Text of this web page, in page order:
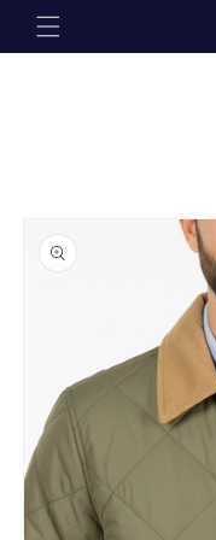
Skip to
content
product
information